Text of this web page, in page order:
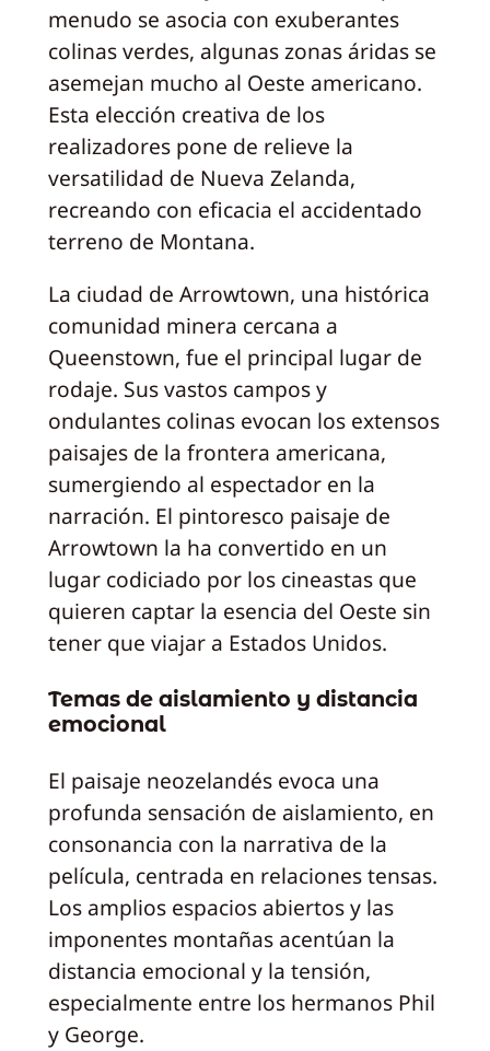
menudo se asocia con exuberantes
colinas verdes, algunas zonas áridas se
asemejan mucho al Oeste americano.
Esta elección creativa de los
realizadores pone de relieve la
versatilidad de Nueva Zelanda,
recreando con eficacia el accidentado
terreno de Montana.
La ciudad de Arrowtown, una histórica
comunidad minera cercana a
Queenstown, fue el principal lugar de
rodaje. Sus vastos campos y
ondulantes colinas evocan los extensos
paisajes de la frontera americana,
sumergiendo al espectador en la
narración. El pintoresco paisaje de
Arrowtown la ha convertido en un
lugar codiciado por los cineastas que
quieren captar la esencia del Oeste sin
tener que viajar a Estados Unidos.
Temas de aislamiento y distancia
emocional
El paisaje neozelandés evoca una
profunda sensación de aislamiento, en
consonancia con la narrativa de la
película, centrada en relaciones tensas.
Los amplios espacios abiertos y las
imponentes montañas acentúan la
distancia emocional y la tensión,
especialmente entre los hermanos Phil
y George.